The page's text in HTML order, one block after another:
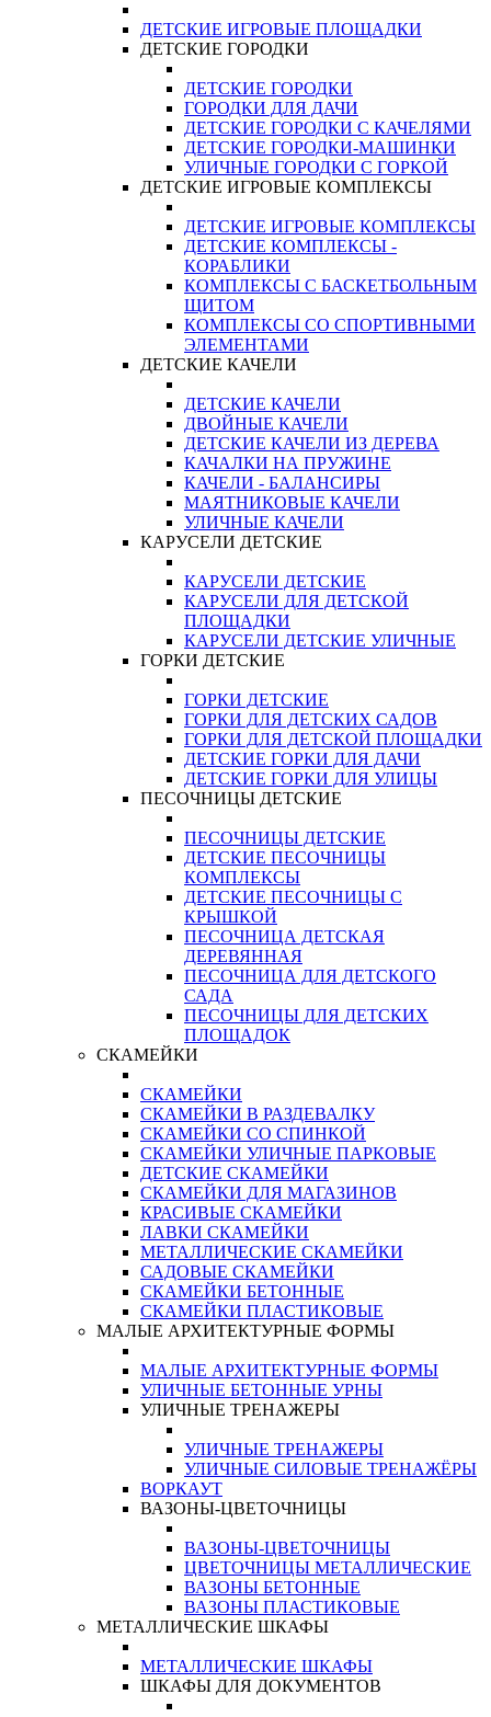
ДЕТСКИЕ ИГРОВЫЕ ПЛОЩАДКИ
ДЕТСКИЕ ГОРОДКИ
ДЕТСКИЕ ГОРОДКИ
ГОРОДКИ ДЛЯ ДАЧИ
ДЕТСКИЕ ГОРОДКИ С КАЧЕЛЯМИ
ДЕТСКИЕ ГОРОДКИ-МАШИНКИ
УЛИЧНЫЕ ГОРОДКИ С ГОРКОЙ
ДЕТСКИЕ ИГРОВЫЕ КОМПЛЕКСЫ
ДЕТСКИЕ ИГРОВЫЕ КОМПЛЕКСЫ
ДЕТСКИЕ КОМПЛЕКСЫ -
КОРАБЛИКИ
КОМПЛЕКСЫ С БАСКЕТБОЛЬНЫМ
ЩИТОМ
КОМПЛЕКСЫ СО СПОРТИВНЫМИ
ЭЛЕМЕНТАМИ
ДЕТСКИЕ КАЧЕЛИ
ДЕТСКИЕ КАЧЕЛИ
ДВОЙНЫЕ КАЧЕЛИ
ДЕТСКИЕ КАЧЕЛИ ИЗ ДЕРЕВА
КАЧАЛКИ НА ПРУЖИНЕ
КАЧЕЛИ - БАЛАНСИРЫ
МАЯТНИКОВЫЕ КАЧЕЛИ
УЛИЧНЫЕ КАЧЕЛИ
КАРУСЕЛИ ДЕТСКИЕ
КАРУСЕЛИ ДЕТСКИЕ
КАРУСЕЛИ ДЛЯ ДЕТСКОЙ
ПЛОЩАДКИ
КАРУСЕЛИ ДЕТСКИЕ УЛИЧНЫЕ
ГОРКИ ДЕТСКИЕ
ГОРКИ ДЕТСКИЕ
ГОРКИ ДЛЯ ДЕТСКИХ САДОВ
ГОРКИ ДЛЯ ДЕТСКОЙ ПЛОЩАДКИ
ДЕТСКИЕ ГОРКИ ДЛЯ ДАЧИ
ДЕТСКИЕ ГОРКИ ДЛЯ УЛИЦЫ
ПЕСОЧНИЦЫ ДЕТСКИЕ
ПЕСОЧНИЦЫ ДЕТСКИЕ
ДЕТСКИЕ ПЕСОЧНИЦЫ
КОМПЛЕКСЫ
ДЕТСКИЕ ПЕСОЧНИЦЫ С
КРЫШКОЙ
ПЕСОЧНИЦА ДЕТСКАЯ
ДЕРЕВЯННАЯ
ПЕСОЧНИЦА ДЛЯ ДЕТСКОГО
САДА
ПЕСОЧНИЦЫ ДЛЯ ДЕТСКИХ
ПЛОЩАДОК
СКАМЕЙКИ
СКАМЕЙКИ
СКАМЕЙКИ В РАЗДЕВАЛКУ
СКАМЕЙКИ СО СПИНКОЙ
СКАМЕЙКИ УЛИЧНЫЕ ПАРКОВЫЕ
ДЕТСКИЕ СКАМЕЙКИ
СКАМЕЙКИ ДЛЯ МАГАЗИНОВ
КРАСИВЫЕ СКАМЕЙКИ
ЛАВКИ СКАМЕЙКИ
МЕТАЛЛИЧЕСКИЕ СКАМЕЙКИ
САДОВЫЕ СКАМЕЙКИ
СКАМЕЙКИ БЕТОННЫЕ
СКАМЕЙКИ ПЛАСТИКОВЫЕ
МАЛЫЕ АРХИТЕКТУРНЫЕ ФОРМЫ
МАЛЫЕ АРХИТЕКТУРНЫЕ ФОРМЫ
УЛИЧНЫЕ БЕТОННЫЕ УРНЫ
УЛИЧНЫЕ ТРЕНАЖЕРЫ
УЛИЧНЫЕ ТРЕНАЖЕРЫ
УЛИЧНЫЕ СИЛОВЫЕ ТРЕНАЖЁРЫ
ВОРКАУТ
ВАЗОНЫ-ЦВЕТОЧНИЦЫ
ВАЗОНЫ-ЦВЕТОЧНИЦЫ
ЦВЕТОЧНИЦЫ МЕТАЛЛИЧЕСКИЕ
ВАЗОНЫ БЕТОННЫЕ
ВАЗОНЫ ПЛАСТИКОВЫЕ
МЕТАЛЛИЧЕСКИЕ ШКАФЫ
МЕТАЛЛИЧЕСКИЕ ШКАФЫ
ШКАФЫ ДЛЯ ДОКУМЕНТОВ